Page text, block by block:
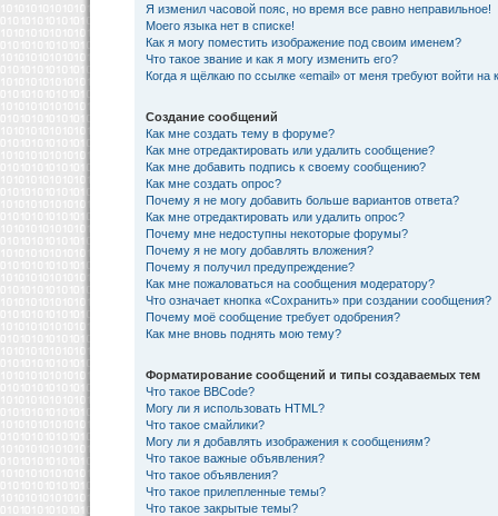
Я изменил часовой пояс, но время все равно неправильное!
Моего языка нет в списке!
Как я могу поместить изображение под своим именем?
Что такое звание и как я могу изменить его?
Когда я щёлкаю по ссылке «email» от меня требуют войти на
Создание сообщений
Как мне создать тему в форуме?
Как мне отредактировать или удалить сообщение?
Как мне добавить подпись к своему сообщению?
Как мне создать опрос?
Почему я не могу добавить больше вариантов ответа?
Как мне отредактировать или удалить опрос?
Почему мне недоступны некоторые форумы?
Почему я не могу добавлять вложения?
Почему я получил предупреждение?
Как мне пожаловаться на сообщения модератору?
Что означает кнопка «Сохранить» при создании сообщения?
Почему моё сообщение требует одобрения?
Как мне вновь поднять мою тему?
Форматирование сообщений и типы создаваемых тем
Что такое BBCode?
Могу ли я использовать HTML?
Что такое смайлики?
Могу ли я добавлять изображения к сообщениям?
Что такое важные объявления?
Что такое объявления?
Что такое прилепленные темы?
Что такое закрытые темы?